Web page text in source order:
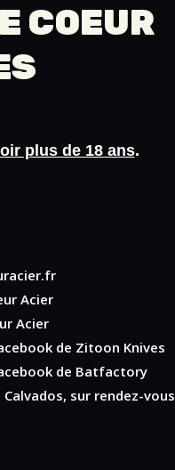
COEUR
plus de 18 ans.
Acier
Acier
de Zitoon Knives
de Batfactory
sur rendez-vous